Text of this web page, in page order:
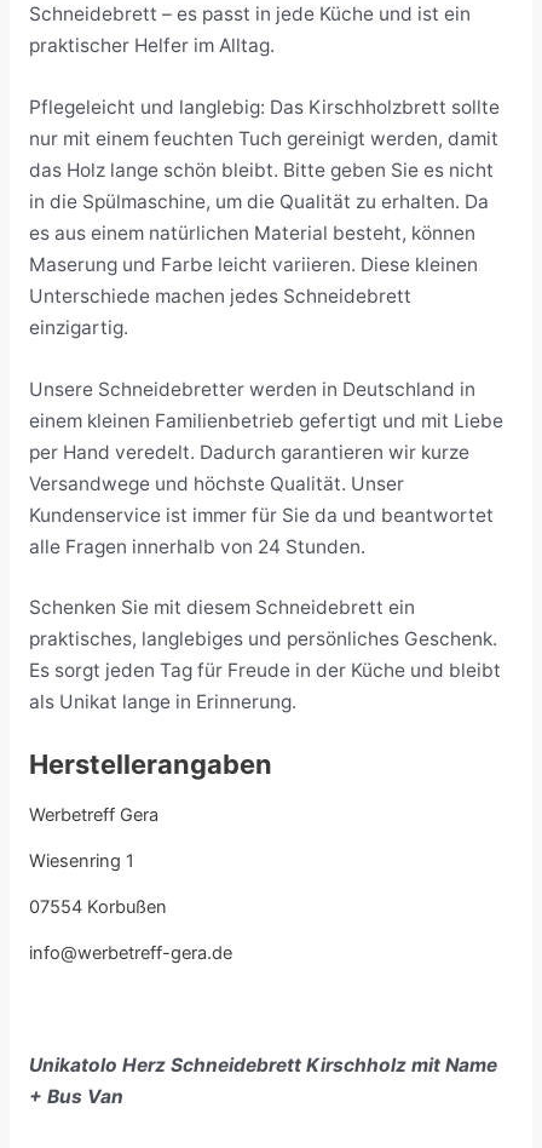
Schneidebrett – es passt in jede Küche und ist ein
praktischer Helfer im Alltag.
Pflegeleicht und langlebig: Das Kirschholzbrett sollte
nur mit einem feuchten Tuch gereinigt werden, damit
das Holz lange schön bleibt. Bitte geben Sie es nicht
in die Spülmaschine, um die Qualität zu erhalten. Da
es aus einem natürlichen Material besteht, können
Maserung und Farbe leicht variieren. Diese kleinen
Unterschiede machen jedes Schneidebrett
einzigartig.
Unsere Schneidebretter werden in Deutschland in
einem kleinen Familienbetrieb gefertigt und mit Liebe
per Hand veredelt. Dadurch garantieren wir kurze
Versandwege und höchste Qualität. Unser
Kundenservice ist immer für Sie da und beantwortet
alle Fragen innerhalb von 24 Stunden.
Schenken Sie mit diesem Schneidebrett ein
praktisches, langlebiges und persönliches Geschenk.
Es sorgt jeden Tag für Freude in der Küche und bleibt
als Unikat lange in Erinnerung.
Herstellerangaben
Werbetreff Gera
Wiesenring 1
07554 Korbußen
info@werbetreff-gera.de
Unikatolo Herz Schneidebrett Kirschholz mit Name
+ Bus Van